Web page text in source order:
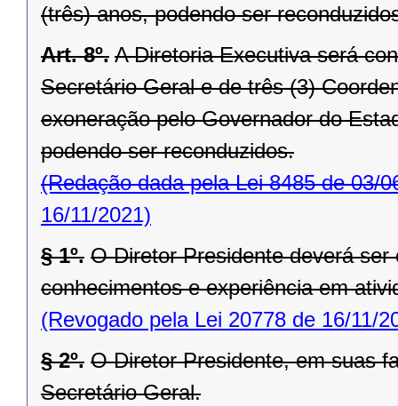
(três) anos, podendo ser
Art. 8º. A Diretoria Executiva será
Secretário Ge­ral e de três (3)
exoneração pelo Governador do
podendo ser reconduzidos.
(Redação dada pela Lei 8485 de 03/
16/11/2021)
§ 1º. O Diretor Presidente deverá
conhecimentos e experiência em
(Revogado pela Lei 20778 de 16/11/
§ 2º. O Diretor Presidente, em suas
Secretário Geral.